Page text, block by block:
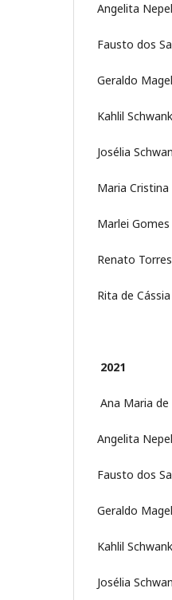
Angelita
Fausto dos
Geraldo
Kahlil
Josélia
Maria Cristina
Marlei Gomes
Renato
Rita de
2021
Ana Maria de
Angelita
Fausto dos
Geraldo
Kahlil
Josélia